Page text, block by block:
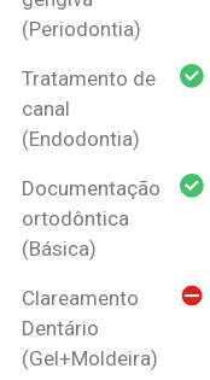
(Periodontia)
Tratamento de
canal
(Endodontia)
Documentação
ortodôntica
(Básica)
Clareamento
Dentário
(Gel+Moldeira)